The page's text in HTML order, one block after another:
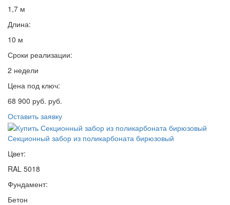
1,7 м
Длина:
10 м
Сроки реализации:
2 недели
Цена под ключ:
68 900 руб. руб.
Оставить заявку
Секционный забор из поликарбоната бирюзовый
Цвет:
RAL 5018
Фундамент:
Бетон